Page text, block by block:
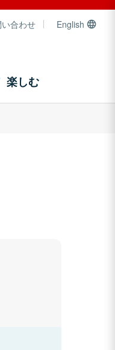
合わせ English
楽しむ